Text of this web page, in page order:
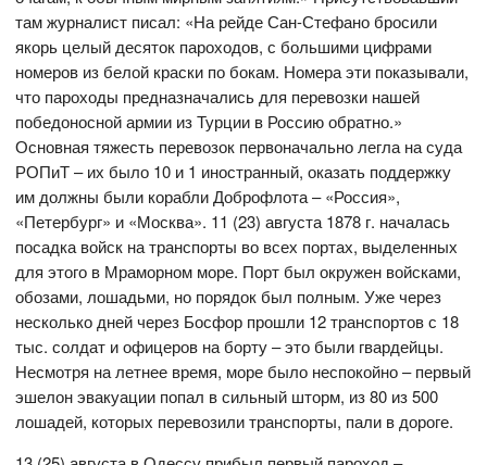
там журналист писал: «На рейде Сан-Стефано бросили
якорь целый десяток пароходов, с большими цифрами
номеров из белой краски по бокам. Номера эти показывали,
что пароходы предназначались для перевозки нашей
победоносной армии из Турции в Россию обратно.»
Основная тяжесть перевозок первоначально легла на суда
РОПиТ – их было 10 и 1 иностранный, оказать поддержку
им должны были корабли Доброфлота – «Россия»,
«Петербург» и «Москва». 11 (23) августа 1878 г. началась
посадка войск на транспорты во всех портах, выделенных
для этого в Мраморном море. Порт был окружен войсками,
обозами, лошадьми, но порядок был полным. Уже через
несколько дней через Босфор прошли 12 транспортов с 18
тыс. солдат и офицеров на борту – это были гвардейцы.
Несмотря на летнее время, море было неспокойно – первый
эшелон эвакуации попал в сильный шторм, из 80 из 500
лошадей, которых перевозили транспорты, пали в дороге.